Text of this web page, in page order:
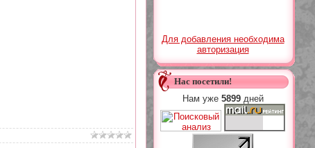
Для добавления необходима
авторизация
Нас посетили!
Нам уже 5899дней